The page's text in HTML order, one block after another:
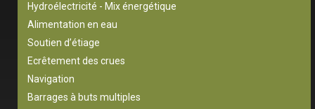
Hydroélectricité - Mix énergétique
Alimentation en eau
Soutien d’étiage
Ecrêtement des crues
Navigation
Barrages à buts multiples